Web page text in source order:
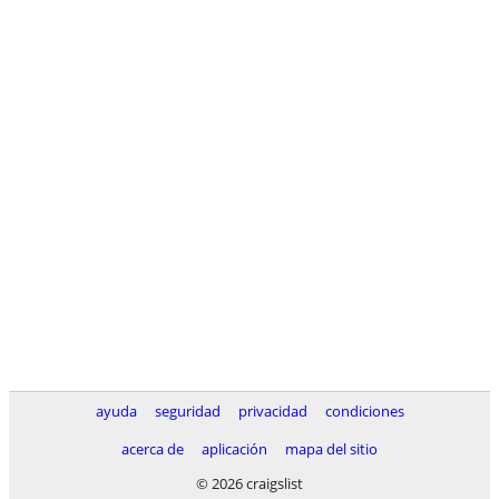
ayuda seguridad privacidad
condiciones
acerca de
aplicación
mapa del sitio
© 2026 craigslist